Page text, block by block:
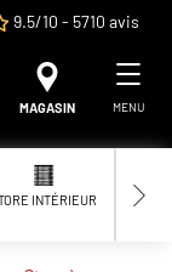
9.5/10 - 5710 avis
MAGASIN MENU
INTÉRIEUR